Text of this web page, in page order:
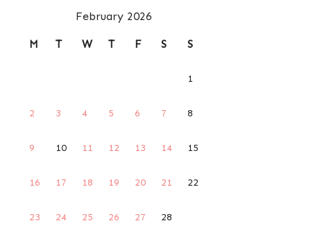
February 2026
M T W T F S S
1
2 3 4 5 6 7 8
9 10 11 12 13 14 15
16 17 18 19 20 21 22
23 24 25 26 27 28